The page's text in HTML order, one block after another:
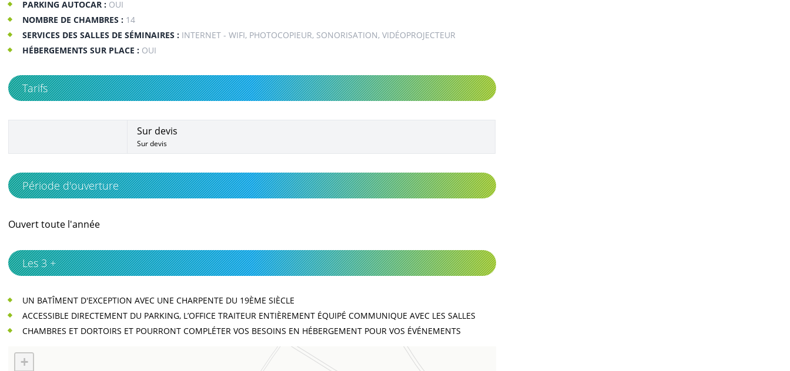
PARKING AUTOCAR : OUI
NOMBRE DE CHAMBRES : 14
SERVICES DES SALLES DE SÉMINAIRES : INTERNET - WIFI, PHOTOCOPIEUR, SONORISATION, VIDÉOPROJECTEUR
HÉBERGEMENTS SUR PLACE : OUI
Tarifs
Sur devis
Sur devis
Période d'ouverture
Ouvert toute l'année
Les 3 +
UN BATÎMENT D'EXCEPTION AVEC UNE CHARPENTE DU 19ÈME SIÈCLE
ACCESSIBLE DIRECTEMENT DU PARKING, L’OFFICE TRAITEUR ENTIÈREMENT ÉQUIPÉ COMMUNIQUE AVEC LES SALLES
CHAMBRES ET DORTOIRS ET POURRONT COMPLÉTER VOS BESOINS EN HÉBERGEMENT POUR VOS ÉVÉNEMENTS
+